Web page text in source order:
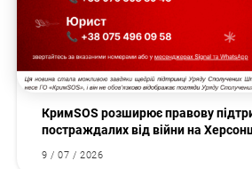
КримSOS розширює правову
постраждалих від війни на
9 / 07 / 2026